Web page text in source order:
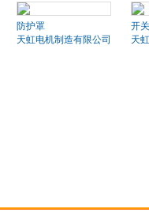
防护罩
天虹电机制造有限公司
开关
天